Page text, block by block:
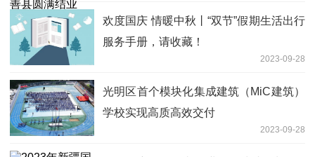
欢度国庆 情暖中秋丨“双节”假期生活出行
服务手册，请收藏！
2023-09-28
光明区首个模块化集成建筑（MiC建筑）
学校实现高质高效交付
2023-09-28